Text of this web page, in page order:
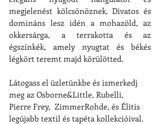
megjelenést kölcsönöznek. Divatos és
domináns lesz idén a mohazöld, az
okkersárga, a terrakotta és az
égszínkék, amely nyugtat és békés
légkört teremt majd körülötted.
Látogass el üzletünkbe és ismerkedj
meg az Osborne&Little, Rubelli,
Pierre Frey,  ZimmerRohde, és Élitis
legújabb textil és tapéta kollekcióival.